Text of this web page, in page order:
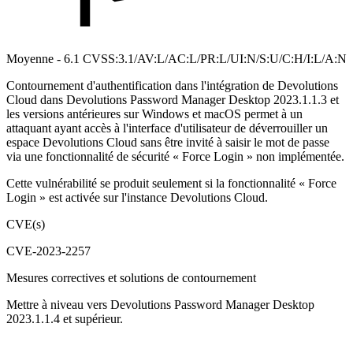
Moyenne - 6.1 CVSS:3.1/AV:L/AC:L/PR:L/UI:N/S:U/C:H/I:L/A:N
Contournement d'authentification dans l'intégration de Devolutions
Cloud dans Devolutions Password Manager Desktop 2023.1.1.3 et
les versions antérieures sur Windows et macOS permet à un
attaquant ayant accès à l'interface d'utilisateur de déverrouiller un
espace Devolutions Cloud sans être invité à saisir le mot de passe
via une fonctionnalité de sécurité « Force Login » non implémentée.
Cette vulnérabilité se produit seulement si la fonctionnalité « Force
Login » est activée sur l'instance Devolutions Cloud.
CVE(s)
CVE-2023-2257
Mesures correctives et solutions de contournement
Mettre à niveau vers Devolutions Password Manager Desktop
2023.1.1.4 et supérieur.